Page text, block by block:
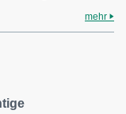
mehr